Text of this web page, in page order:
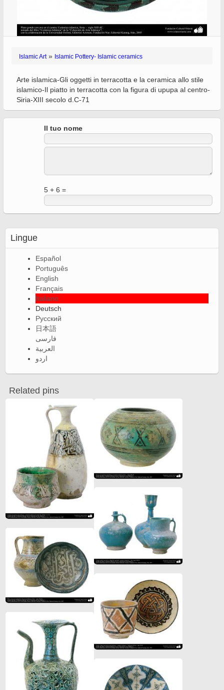
Islamic Art» Islamic Pottery- Islamic ceramics
Arte islamica-Gli oggetti in terracotta e la ceramica allo stile
islamico-Il piatto in terracotta con la figura di upupa al centro-
Siria-XIII secolo d.C-71
Il tuo nome
5 + 6 =
Lingue
Español
Português
English
Français
Italiano
Deutsch
Русский
日本語
فارسی
العربية
اردو
Related pins